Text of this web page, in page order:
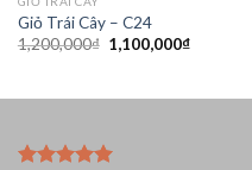
Giỏ Trái Cây – C24
1,200,000₫ Giá
gốc
1,100,000₫Giá